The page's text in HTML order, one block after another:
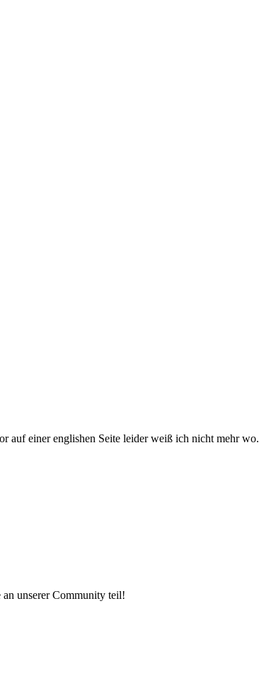
auf einer englishen Seite leider weiß ich nicht mehr wo.
an unserer Community teil!